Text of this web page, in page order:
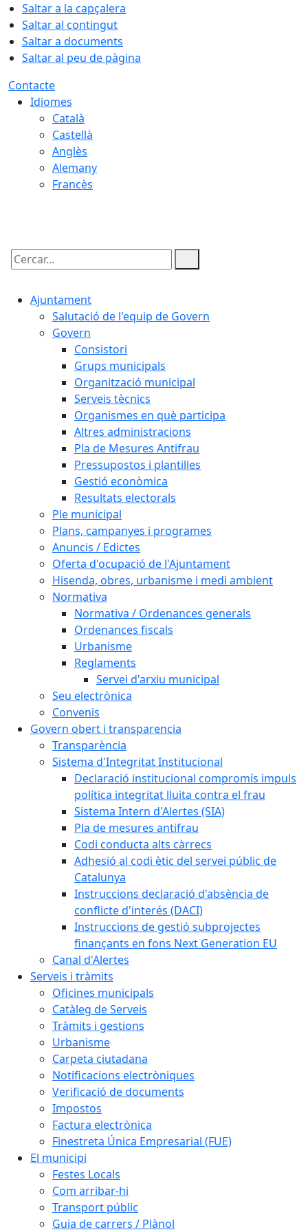
Saltar a la capçalera
Saltar al contingut
Saltar a documents
Saltar al peu de pàgina
Contacte
Idiomes
Català
Castellà
Anglès
Alemany
Francès
Cercar:
Ajuntament
Salutació de l'equip de Govern
Govern
Consistori
Grups municipals
Organització municipal
Serveis tècnics
Organismes en què participa
Altres administracions
Pla de Mesures Antifrau
Pressupostos i plantilles
Gestió econòmica
Resultats electorals
Ple municipal
Plans, campanyes i programes
Anuncis / Edictes
Oferta d'ocupació de l'Ajuntament
Hisenda, obres, urbanisme i medi ambient
Normativa
Normativa / Ordenances generals
Ordenances fiscals
Urbanisme
Reglaments
Servei d'arxiu municipal
Seu electrònica
Convenis
Govern obert i transparencia
Transparència
Sistema d'Integritat Institucional
Declaració institucional compromís impuls
política integritat lluita contra el frau
Sistema Intern d'Alertes (SIA)
Pla de mesures antifrau
Codi conducta alts càrrecs
Adhesió al codi ètic del servei públic de
Catalunya
Instruccions declaració d'absència de
conflicte d'interés (DACI)
Instruccions de gestió subprojectes
finançants en fons Next Generation EU
Canal d'Alertes
Serveis i tràmits
Oficines municipals
Catàleg de Serveis
Tràmits i gestions
Urbanisme
Carpeta ciutadana
Notificacions electròniques
Verificació de documents
Impostos
Factura electrònica
Finestreta Única Empresarial (FUE)
El municipi
Festes Locals
Com arribar-hi
Transport públic
Guia de carrers / Plànol